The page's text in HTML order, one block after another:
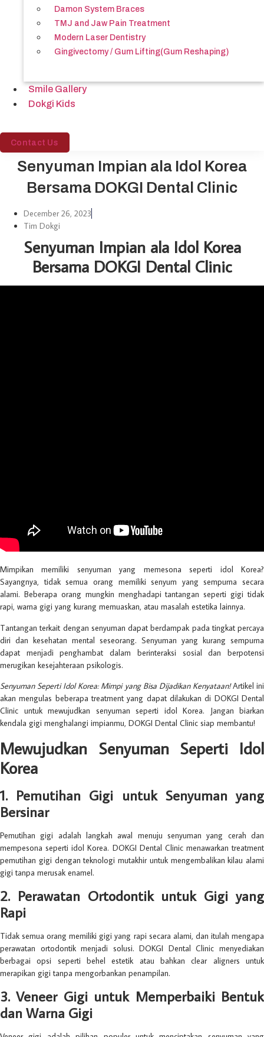
Damon System Braces
TMJ and Jaw Pain Treatment
Modern Laser Dentistry
Gingivectomy / Gum Lifting(Gum Reshaping)
Smile Gallery
Dokgi Kids
Contact Us
Senyuman Impian ala Idol Korea
Bersama DOKGI Dental Clinic
December 26, 2023
Tim Dokgi
Senyuman Impian ala Idol Korea
Bersama DOKGI Dental Clinic
Mimpikan memiliki senyuman yang memesona seperti idol Korea?
Sayangnya, tidak semua orang memiliki senyum yang sempurna secara
alami. Beberapa orang mungkin menghadapi tantangan seperti gigi tidak
rapi, warna gigi yang kurang memuaskan, atau masalah estetika lainnya.
Tantangan terkait dengan senyuman dapat berdampak pada tingkat percaya
diri dan kesehatan mental seseorang. Senyuman yang kurang sempurna
dapat menjadi penghambat dalam berinteraksi sosial dan berpotensi
merugikan kesejahteraan psikologis.
Senyuman Seperti Idol Korea: Mimpi yang Bisa Dijadikan Kenyataan!Artikel ini
akan mengulas beberapa treatment yang dapat dilakukan di DOKGI Dental
Clinic untuk mewujudkan senyuman seperti idol Korea. Jangan biarkan
kendala gigi menghalangi impianmu, DOKGI Dental Clinic siap membantu!
Mewujudkan Senyuman Seperti Idol
Korea
1. Pemutihan Gigi untuk Senyuman yang
Bersinar
Pemutihan gigi adalah langkah awal menuju senyuman yang cerah dan
mempesona seperti idol Korea. DOKGI Dental Clinic menawarkan treatment
pemutihan gigi dengan teknologi mutakhir untuk mengembalikan kilau alami
gigi tanpa merusak enamel.
2. Perawatan Ortodontik untuk Gigi yang
Rapi
Tidak semua orang memiliki gigi yang rapi secara alami, dan itulah mengapa
perawatan ortodontik menjadi solusi. DOKGI Dental Clinic menyediakan
berbagai opsi seperti behel estetik atau bahkan clear aligners untuk
merapikan gigi tanpa mengorbankan penampilan.
3. Veneer Gigi untuk Memperbaiki Bentuk
dan Warna Gigi